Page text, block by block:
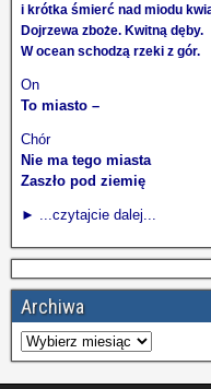
i krótka śmierć nad miodu
Dojrzewa zboże. Kwitną dęby.
W ocean schodzą rzeki z gór.
On
To miasto –
Chór
Nie ma tego miasta
Zaszło pod ziemię
► ...czytajcie dalej...
Archiwa